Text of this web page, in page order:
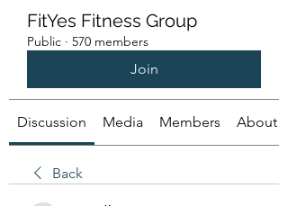
FitYes Fitness Group
Public · 570 members
Join
Discussion Media Members About
Back